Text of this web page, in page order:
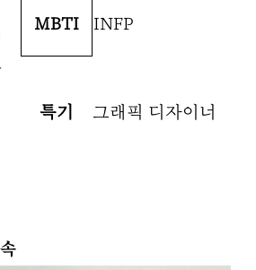
MBTI INFP
특기 그래픽 디자이너